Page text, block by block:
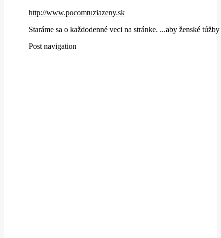
http://www.pocomtuziazeny.sk
Staráme sa o každodenné veci na stránke. ...aby ženské
Post navigation